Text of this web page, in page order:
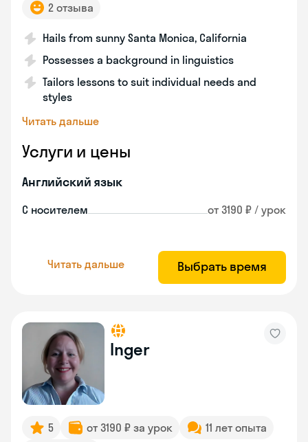
2 отзыва
Hails from sunny Santa Monica, California
Possesses a background in linguistics
Tailors lessons to suit individual needs and
styles
Читать дальше
Услуги и цены
Английский язык
С носителем от 3190 ₽ / урок
Читать дальше Выбрать время
Inger
5 от 3190 ₽ за урок
11 лет опыта